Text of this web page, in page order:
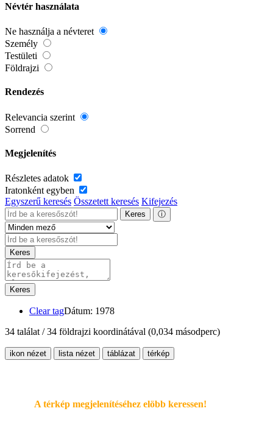
Névtér használata
Ne használja a névteret
Személy
Testületi
Földrajzi
Rendezés
Relevancia szerint
Sorrend
Megjelenítés
Részletes adatok
Iratonként egyben
Egyszerű keresés Összetett keresés Kifejezés
Keres ⓘ
Keres
Keres
Clear tagDátum: 1978
34 találat / 34 földrajzi koordinátával (0,034 másodperc)
ikon nézet lista nézet táblázat térkép
A térkép megjelenítéséhez elöbb keressen!